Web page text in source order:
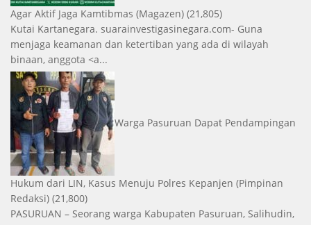
Agar Aktif Jaga Kamtibmas (Magazen) (21,805)
Kutai Kartanegara. suarainvestigasinegara.com- Guna
menjaga keamanan dan ketertiban yang ada di wilayah
binaan, anggota <a...
Warga Pasuruan Dapat Pendampingan
Hukum dari LIN, Kasus Menuju Polres Kepanjen (Pimpinan
Redaksi) (21,800)
PASURUAN – Seorang warga Kabupaten Pasuruan, Salihudin,